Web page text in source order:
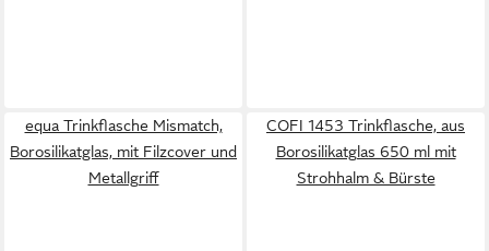
equa Trinkflasche Mismatch,
Borosilikatglas, mit Filzcover und
Metallgriff
COFI 1453 Trinkflasche, aus
Borosilikatglas 650 ml mit
Strohhalm & Bürste